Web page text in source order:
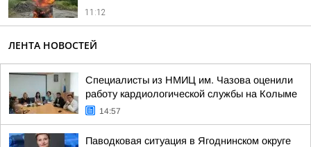
11:12
ЛЕНТА НОВОСТЕЙ
Специалисты из НМИЦ им. Чазова оценили
работу кардиологической службы на Колыме
14:57
Паводковая ситуация в Ягоднинском округе